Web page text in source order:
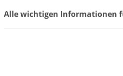
Alle wichtigen Informationen